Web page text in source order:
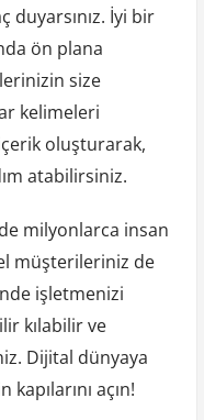
duyarsınız. İyi bir
ön plana
size
kelimeleri
oluşturarak,
atabilirsiniz.
milyonlarca insan
müşterileriniz de
işletmenizi
kılabilir ve
Dijital dünyaya
açın!